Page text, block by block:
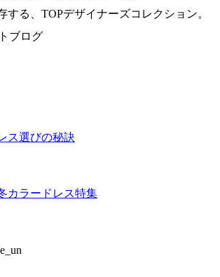
る、TOPデザイナーズコレクション。
ブログ
ス選びの秘訣
カラードレス特集